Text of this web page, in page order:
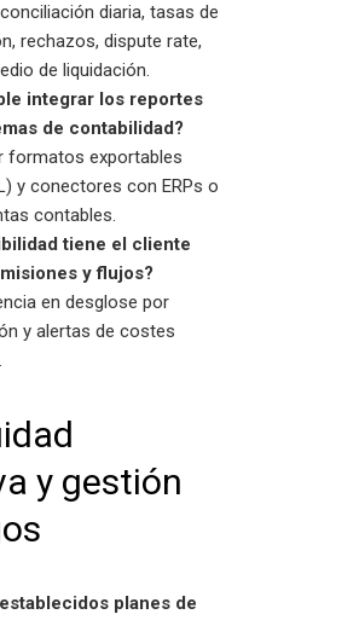
diaria, tasas de
rechazos, dispute rate,
de liquidación.
integrar los reportes
de contabilidad?
formatos exportables
y conectores con ERPs o
contables.
tiene el cliente
y flujos?
en desglose por
y alertas de costes
y gestión
planes de